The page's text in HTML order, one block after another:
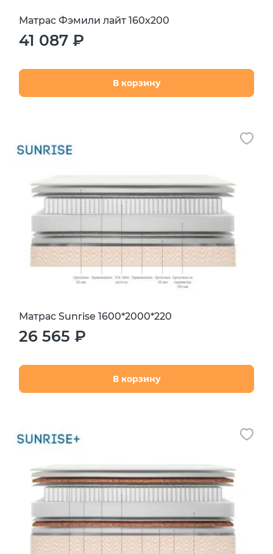
Матрас Фэмили лайт 160х200
41 087 ₽
В корзину
Матрас Sunrise 1600*2000*220
26 565 ₽
В корзину